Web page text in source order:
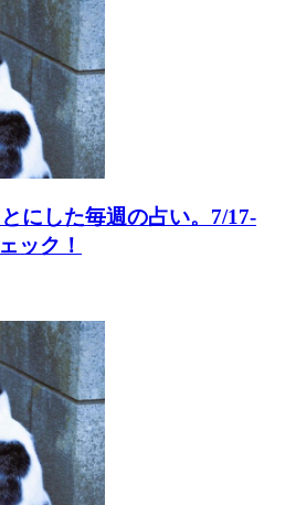
にした毎週の占い。7/17-
ック！